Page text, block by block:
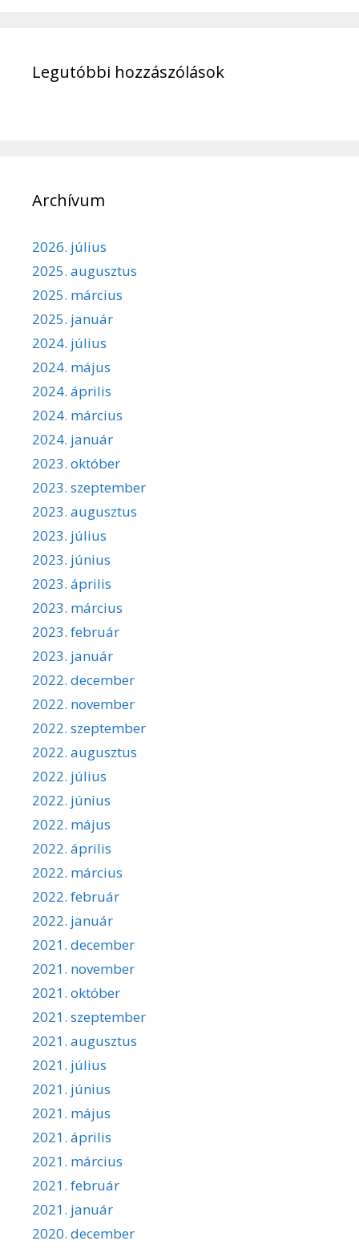
Legutóbbi hozzászólások
Archívum
2026. július
2025. augusztus
2025. március
2025. január
2024. július
2024. május
2024. április
2024. március
2024. január
2023. október
2023. szeptember
2023. augusztus
2023. július
2023. június
2023. április
2023. március
2023. február
2023. január
2022. december
2022. november
2022. szeptember
2022. augusztus
2022. július
2022. június
2022. május
2022. április
2022. március
2022. február
2022. január
2021. december
2021. november
2021. október
2021. szeptember
2021. augusztus
2021. július
2021. június
2021. május
2021. április
2021. március
2021. február
2021. január
2020. december